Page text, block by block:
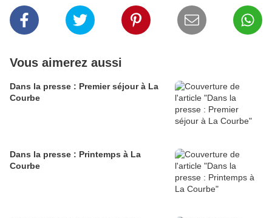
Vous aimerez aussi
Dans la presse : Premier séjour à La
Courbe
Dans la presse : Printemps à La
Courbe